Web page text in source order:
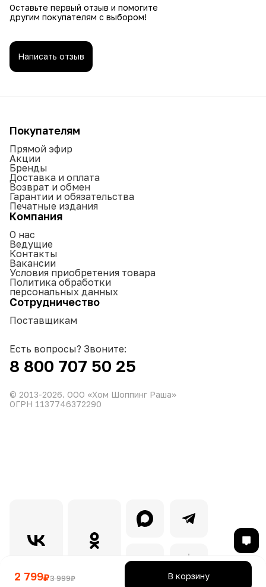
2 799₽3 999₽ В корзину
Оставьте первый отзыв и помогите
другим покупателям с выбором!
Написать отзыв
Покупателям
Прямой эфир
Акции
Бренды
Доставка и оплата
Возврат и обмен
Гарантии и обязательства
Печатные издания
Компания
О нас
Ведущие
Контакты
Вакансии
Условия приобретения товара
Политика обработки
персональных данных
Сотрудничество
Поставщикам
Есть вопросы? Звоните:
8 800 707 50 25
© 2013-2026. ООО «Хом Шоппинг Раша»
ОГРН 1137746372290